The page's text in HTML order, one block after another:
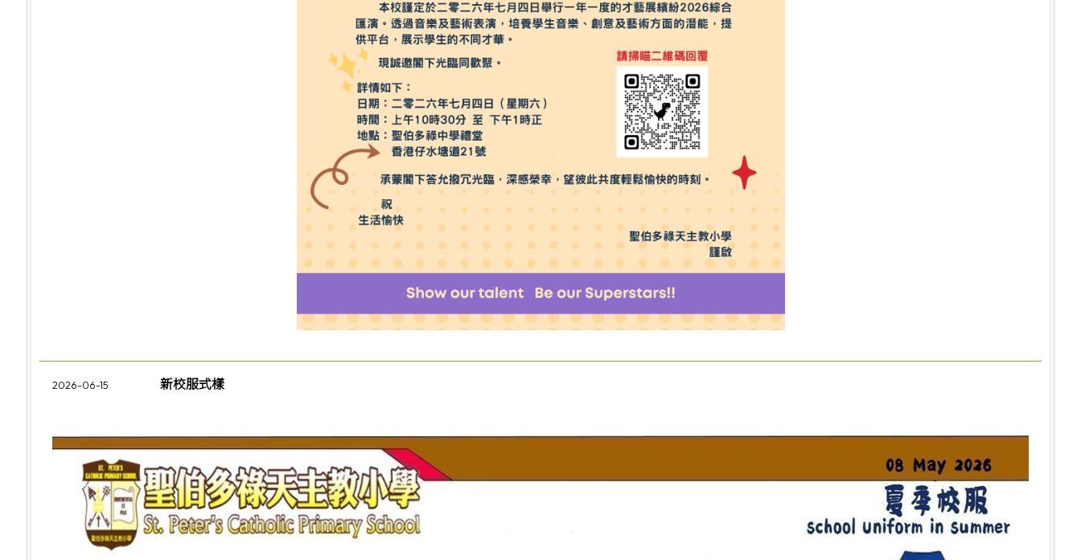
2026-06-15 新校服式樣